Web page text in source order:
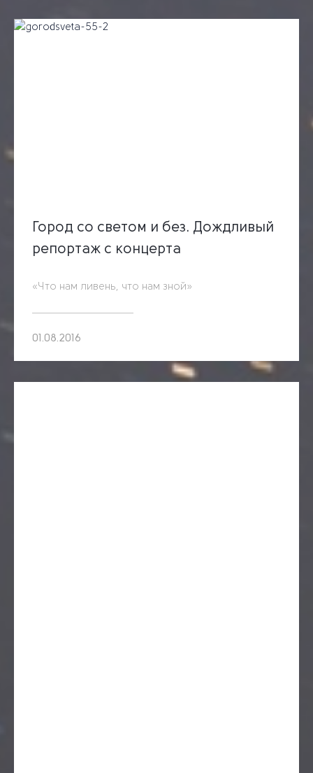
Город со светом и без. Дождливый
репортаж с концерта
«Что нам ливень, что нам зной»
01.08.2016